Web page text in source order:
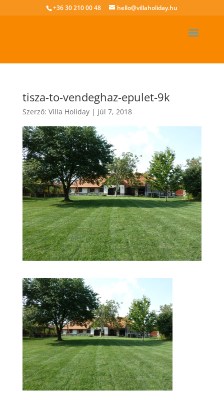
+36 30 210 00 48 hello@villaholiday.hu
tisza-to-vendeghaz-epulet-9k
Szerző: Villa Holiday| júl 7, 2018